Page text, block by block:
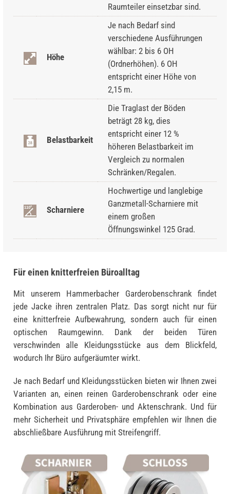
Raumteiler einsetzbar sind.
Höhe
Je nach Bedarf sind
verschiedene Ausführungen
wählbar: 2 bis 6 OH
(Ordnerhöhen). 6 OH
entspricht einer Höhe von
2,15 m.
Belastbarkeit
Die Traglast der Böden
beträgt 28 kg, dies
entspricht einer 12 %
höheren Belastbarkeit im
Vergleich zu normalen
Schränken/Regalen.
Scharniere
Hochwertige und langlebige
Ganzmetall-Scharniere mit
einem großen
Öffnungswinkel 125 Grad.
Für einen knitterfreien Büroalltag
Mit unserem Hammerbacher Garderobenschrank findet
jede Jacke ihren zentralen Platz. Das sorgt nicht nur für
eine knitterfreie Aufbewahrung, sondern auch für einen
optischen Raumgewinn. Dank der beiden Türen
verschwinden alle Kleidungsstücke aus dem Blickfeld,
wodurch Ihr Büro aufgeräumter wirkt.
Je nach Bedarf und Kleidungsstücken bieten wir Ihnen zwei
Varianten an, einen reinen Garderobenschrank oder eine
Kombination aus Garderoben- und Aktenschrank. Und für
mehr Sicherheit und Privatsphäre empfehlen wir Ihnen die
abschließbare Ausführung mit Streifengriff.